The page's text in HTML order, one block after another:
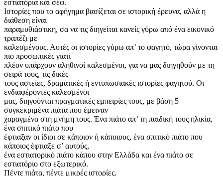
εστιατόρια και σεφ.
Ιστορίες που το αφήγημα βασίζεται σε ιστορική έρευνα, αλλά η
διάθεση είναι
παραμυθιάστικη, σα να τις διηγείται κανείς γύρω από ένα εικονικό
τραπέζι με
καλεσμένους. Αυτές οι ιστορίες γύρω απ’ το φαγητό, τώρα γίνονται
πιο προσωπικές γιατί
πλέον υπάρχουν αληθινοί καλεσμένοι, για να μας διηγηθούν με τη
σειρά τους, τις δικές
τους αστείες, δραματικές ή εντυπωσιακές ιστορίες φαγητού. Οι
ενδιαφέροντες καλεσμένοι
μας, διηγούνται πραγματικές εμπειρίες τους, με βάση 5
συγκεκριμένα πιάτα που έμειναν
χαραγμένα στη μνήμη τους. Ένα πιάτο απ’ τη παιδική τους ηλικία,
ένα σπιτικό πιάτο που
έφτιαξαν οι ίδιοι σε κάποιον ή κάποιους, ένα σπιτικό πιάτο που
κάποιος έφτιαξε σ’ αυτούς,
ένα εστιατορικό πιάτο κάπου στην Ελλάδα και ένα πιάτο σε
εστιατόριο στο εξωτερικό.
Πέντε πιάτα, πέντε μικρές ιστορίες.